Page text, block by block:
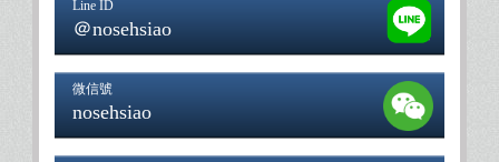
Line ID
＠nosehsiao
微信號
nosehsiao